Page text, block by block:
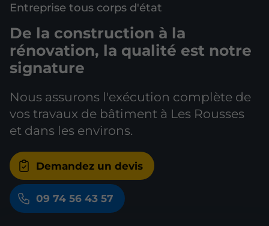
Entreprise tous corps d'état
De la construction à la
rénovation, la qualité est notre
signature
Nous assurons l'exécution complète de
vos travaux de bâtiment à Les Rousses
et dans les environs.
Demandez un devis
09 74 56 43 57